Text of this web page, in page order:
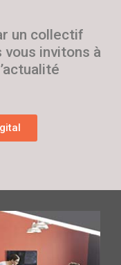
un collectif
vous invitons à